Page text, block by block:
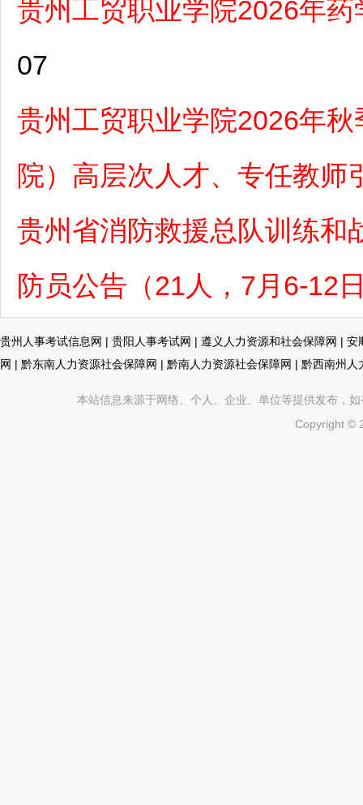
贵州工贸职业学院2026年
07
贵州工贸职业学院2026年
院）高层次人才、专任教师
贵州省消防救援总队训练和
防员公告（21人，7月6-12
贵州人事考试信息网 | 贵阳人事考试网 | 遵义人力资源和社会保障网 | 安
网 | 黔东南人力资源社会保障网 | 黔南人力资源社会保障网 | 黔西南州人
本站信息来源于网络、个人、企业、单位等提供发布，
Copyright ©